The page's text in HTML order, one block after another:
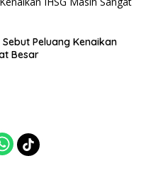
Peluang Kenaikan
Besar